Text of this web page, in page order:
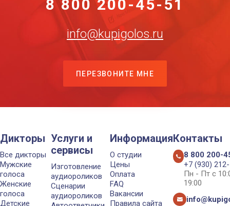
8 800 200-45-51
info@kupigolos.ru
ПЕРЕЗВОНИТЕ МНЕ
Дикторы
Все дикторы
Мужские
голоса
Женские
голоса
Детские
Услуги и
сервисы
Изготовление
аудиороликов
Сценарии
аудиороликов
Информация
О студии
Цены
Оплата
FAQ
Вакансии
Правила сайта
Контакты
8 800 200-
+7 (930)
Пн - Пт с
19:00